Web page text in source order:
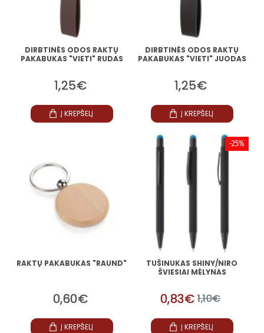
DIRBTINĖS ODOS RAKTŲ
PAKABUKAS "VIETI" RUDAS
1,25€
Į KREPŠELĮ
DIRBTINĖS ODOS RAKTŲ
PAKABUKAS "VIETI" JUODAS
1,25€
Į KREPŠELĮ
RAKTŲ PAKABUKAS "RAUND"
0,60€
Į KREPŠELĮ
-25%
TUŠINUKAS SHINY/NIRO
ŠVIESIAI MĖLYNAS
0,83€ 1,10€
Į KREPŠELĮ